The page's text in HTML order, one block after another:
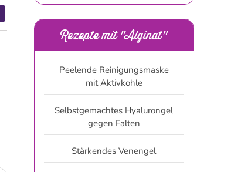
Rezepte mit "Alginat"
Peelende Reinigungsmaske
mit Aktivkohle
Selbstgemachtes Hyalurongel
gegen Falten
Stärkendes Venengel